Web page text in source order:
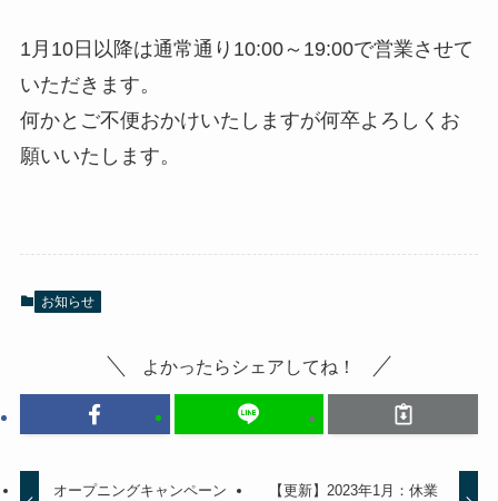
1月10日以降は通常通り10:00～19:00で営業させて
いただきます。
何かとご不便おかけいたしますが何卒よろしくお
願いいたします。
お知らせ
よかったらシェアしてね！
オープニングキャンペーン
【更新】2023年1月：休業